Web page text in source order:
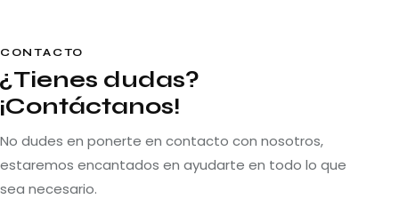
CONTACTO
¿Tienes dudas?
¡Contáctanos!
No dudes en ponerte en contacto con nosotros,
estaremos encantados en ayudarte en todo lo que
sea necesario.